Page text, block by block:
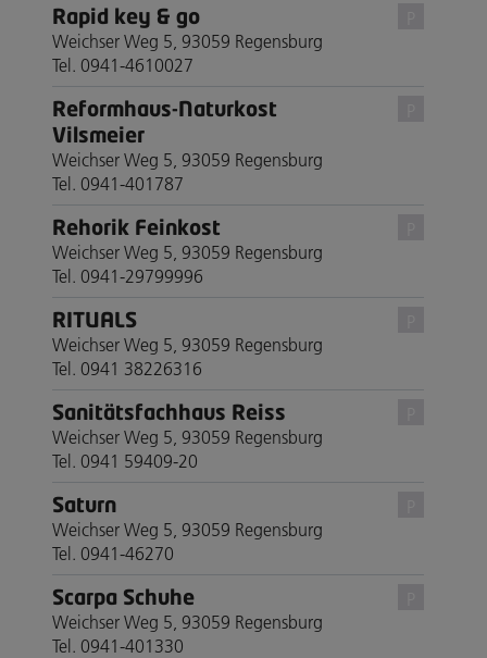
Rapid key & go
Weichser Weg 5, 93059 Regensburg
Tel. 0941-4610027
Reformhaus-Naturkost
Vilsmeier
Weichser Weg 5, 93059 Regensburg
Tel. 0941-401787
Rehorik Feinkost
Weichser Weg 5, 93059 Regensburg
Tel. 0941-29799996
RITUALS
Weichser Weg 5, 93059 Regensburg
Tel. 0941 38226316
Sanitätsfachhaus Reiss
Weichser Weg 5, 93059 Regensburg
Tel. 0941 59409-20
Saturn
Weichser Weg 5, 93059 Regensburg
Tel. 0941-46270
Scarpa Schuhe
Weichser Weg 5, 93059 Regensburg
Tel. 0941-401330